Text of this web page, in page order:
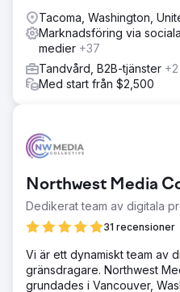
Tacoma, Washington,
Marknadsföring via
medier +37
Tandvård, B2B-tjänster +2
Med start från $2,500
Northwest Media
Dedikerat team av digitala
31 recensioner
Vi är ett dynamiskt team av
gränsdragare. Northwest
grundades i Vancouver,